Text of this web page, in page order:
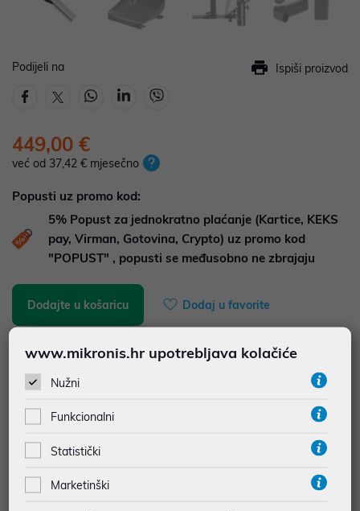
Podijeli na Ispiši proizvod
449,00 €
već od 37,42 € mjesečno
Popusti uz promo kod:
5% Popust za jednokratno plaćanje (Kartice, KEKS
pay, Virman, Gotovina, Crypto) uz promo kod
"POPUST" , popusti se međusobno ne zbrajaju
Dodajte u košaricu Dodaj u favorite
najam za pravne osobe od 12 do 36 mj. već od
JAMSTVO 12 MJ.
SIGURNA KUPOVINA
www.mikronis.hr upotrebljava kolačiće
Nužni
Funkcionalni
Statistički
Marketinški